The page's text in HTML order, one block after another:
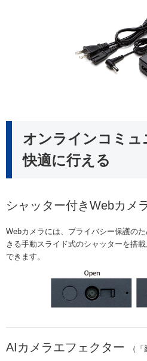
オンラインコミ
快適に行える
シャッター付きWebカメ
Webカメラには、プライバシー保護の
きる手動スライド式のシャッターを搭
できます。
AIカメラエフェクター （